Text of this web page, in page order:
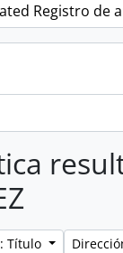
Registro de
Título